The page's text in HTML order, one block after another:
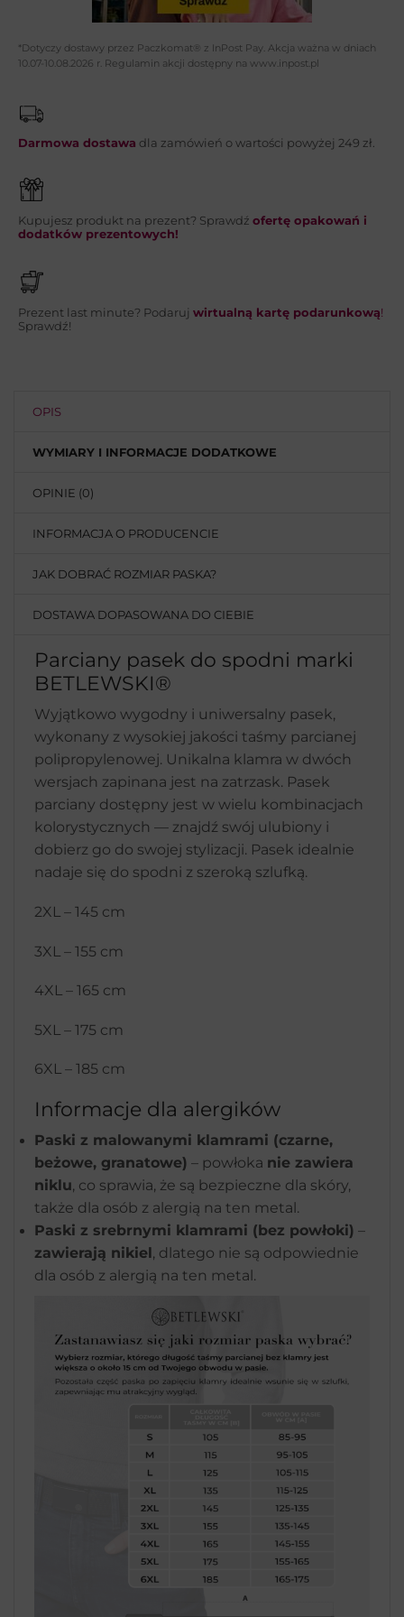
Wiadomość*:
WYŚLIJ
*Dotyczy dostawy przez Paczkomat® z InPost Pay. Akcja ważna w dniach
10.07-10.08.2026 r. Regulamin akcji dostępny na www.inpost.pl
Darmowa dostawa dla zamówień o wartości powyżej 249 zł.
Kupujesz produkt na prezent? Sprawdź ofertę opakowań i
dodatków prezentowych!
Prezent last minute? Podaruj wirtualną kartę podarunkową!
Sprawdź!
OPIS
WYMIARY I INFORMACJE DODATKOWE
OPINIE (0)
INFORMACJA O PRODUCENCIE
JAK DOBRAĆ ROZMIAR PASKA?
DOSTAWA DOPASOWANA DO CIEBIE
Parciany pasek do spodni marki
BETLEWSKI®
Wyjątkowo wygodny i uniwersalny pasek,
wykonany z wysokiej jakości taśmy parcianej
polipropylenowej. Unikalna klamra w dwóch
wersjach zapinana jest na zatrzask. Pasek
parciany dostępny jest w wielu kombinacjach
kolorystycznych — znajdź swój ulubiony i
dobierz go do swojej stylizacji. Pasek idealnie
nadaje się do spodni z szeroką szlufką.
2XL – 145 cm
3XL – 155 cm
4XL – 165 cm
5XL – 175 cm
6XL – 185 cm
Informacje dla alergików
Paski z malowanymi klamrami (czarne,
beżowe, granatowe) – powłoka nie zawiera
niklu, co sprawia, że są bezpieczne dla skóry,
także dla osób z alergią na ten metal.
Paski z srebrnymi klamrami (bez powłoki) –
zawierają nikiel, dlatego nie są odpowiednie
dla osób z alergią na ten metal.